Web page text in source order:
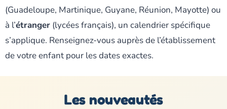
(Guadeloupe, Martinique, Guyane, Réunion, Mayotte) ou
à l’étranger (lycées français), un calendrier spécifique
s’applique. Renseignez-vous auprès de l’établissement
de votre enfant pour les dates exactes.
Les nouveautés